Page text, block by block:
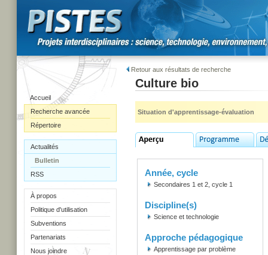
Accueil
Recherche avancée
Répertoire
Actualités
Bulletin
RSS
À propos
Politique d'utilisation
Subventions
Partenariats
Nous joindre
Retour aux résultats de recherche
Culture bio
Situation d'apprentissage-évaluation
Année, cycle
Secondaires 1 et 2, cycle 1
Discipline(s)
Science et technologie
Approche pédagogique
Apprentissage par problème